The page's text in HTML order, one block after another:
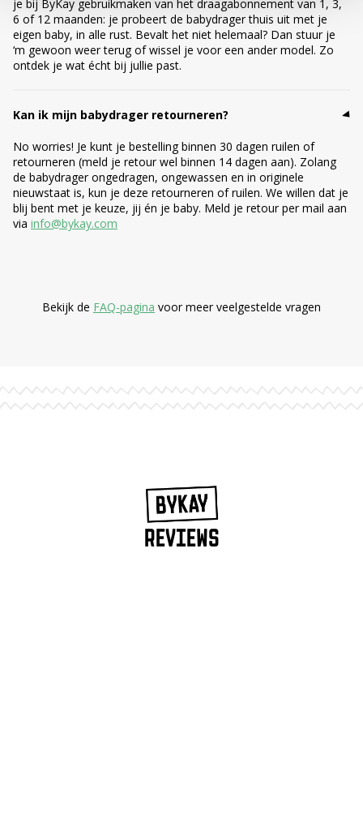
je bij ByKay gebruikmaken van het draagabonnement van 1, 3,
6 of 12 maanden: je probeert de babydrager thuis uit met je
eigen baby, in alle rust. Bevalt het niet helemaal? Dan stuur je
‘m gewoon weer terug of wissel je voor een ander model. Zo
ontdek je wat écht bij jullie past.
Kan ik mijn babydrager retourneren?
No worries! Je kunt je bestelling binnen 30 dagen ruilen of
retourneren (meld je retour wel binnen 14 dagen aan). Zolang
de babydrager ongedragen, ongewassen en in originele
nieuwstaat is, kun je deze retourneren of ruilen. We willen dat je
blij bent met je keuze, jij én je baby. Meld je retour per mail aan
via info@bykay.com
Bekijk de FAQ-pagina voor meer veelgestelde vragen
REVIEWS